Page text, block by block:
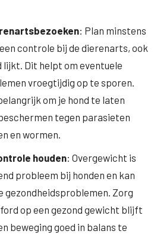
: Plan minstens
controle bij de dierenarts, ook
lijkt. Dit helpt om eventuele
vroegtijdig op te sporen.
om je hond te laten
tegen parasieten
en wormen.
houden: Overgewicht is
probleem bij honden en kan
gezondheidsproblemen. Zorg
op een gezond gewicht blijft
beweging goed in balans te